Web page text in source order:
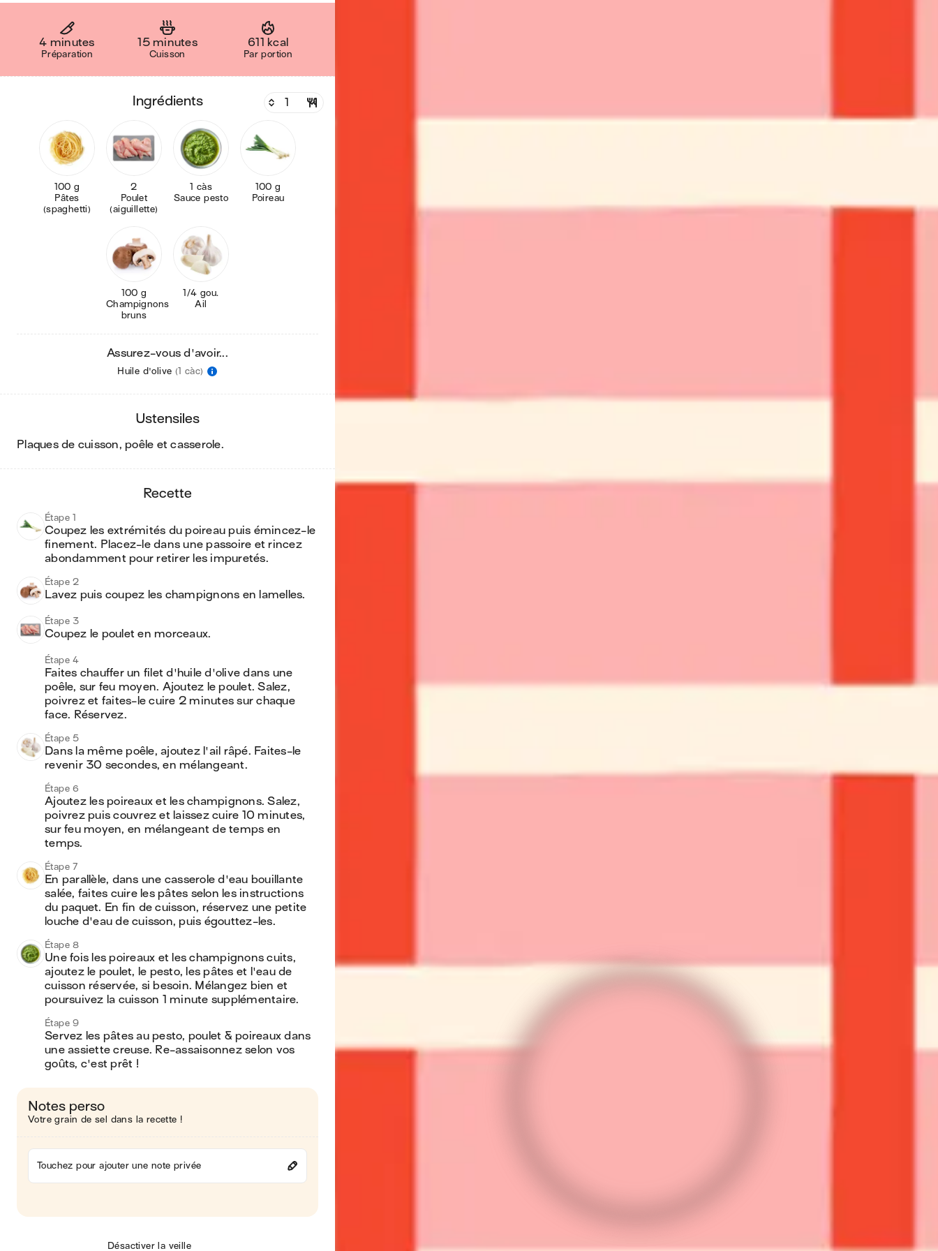
4 minutes
Préparation
15 minutes
Cuisson
611 kcal
Par portion
ingrédients
100 g
Pâtes
(spaghetti)
2
Poulet
(aiguillette)
1 càs
Sauce pesto
100 g
Poireau
100 g
Champignons
bruns
1/4 gou.
Ail
Assurez-vous d'avoir...
Huile d'olive (1 càc)
ustensiles
plaques de cuisson, poêle et casserole.
recette
Étape 1
Coupez les extrémités du poireau puis émincez-le
finement. Placez-le dans une passoire et rincez
abondamment pour retirer les impuretés.
Étape 2
Lavez puis coupez les champignons en lamelles.
Étape 3
Coupez le poulet en morceaux.
Étape 4
Faites chauffer un filet d'huile d'olive dans une
poêle, sur feu moyen. Ajoutez le poulet. Salez,
poivrez et faites-le cuire 2 minutes sur chaque
face. Réservez.
Étape 5
Dans la même poêle, ajoutez l'ail râpé. Faites-le
revenir 30 secondes, en mélangeant.
Étape 6
Ajoutez les poireaux et les champignons. Salez,
poivrez puis couvrez et laissez cuire 10 minutes,
sur feu moyen, en mélangeant de temps en
temps.
Étape 7
En parallèle, dans une casserole d'eau bouillante
salée, faites cuire les pâtes selon les instructions
du paquet. En fin de cuisson, réservez une petite
louche d'eau de cuisson, puis égouttez-les.
Étape 8
Une fois les poireaux et les champignons cuits,
ajoutez le poulet, le pesto, les pâtes et l'eau de
cuisson réservée, si besoin. Mélangez bien et
poursuivez la cuisson 1 minute supplémentaire.
Étape 9
Servez les pâtes au pesto, poulet & poireaux dans
une assiette creuse. Re-assaisonnez selon vos
goûts, c'est prêt !
Notes perso
Votre grain de sel dans la recette !
Touchez pour ajouter une note privée
Désactiver la veille